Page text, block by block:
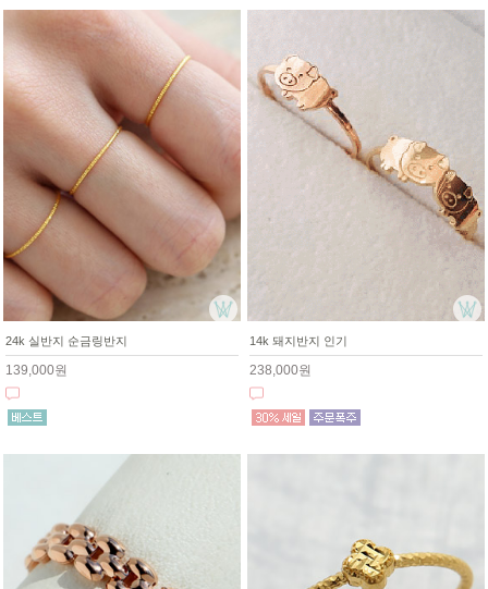
24k 실반지 순금링반지
139,000원
14k 돼지반지 인기
238,000원